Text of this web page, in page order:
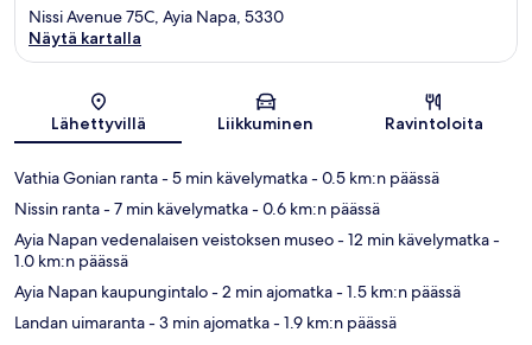
Kartta
Nissi Avenue 75C, Ayia Napa, 5330
Näytä kartalla
Lähettyvillä Liikkuminen Ravintoloita
Vathia Gonian ranta- 5 min kävelymatka- 0.5 km:n päässä
Nissin ranta- 7 min kävelymatka- 0.6 km:n päässä
Ayia Napan vedenalaisen veistoksen museo- 12 min kävelymatka-
1.0 km:n päässä
Ayia Napan kaupungintalo- 2 min ajomatka- 1.5 km:n päässä
Landan uimaranta- 3 min ajomatka- 1.9 km:n päässä